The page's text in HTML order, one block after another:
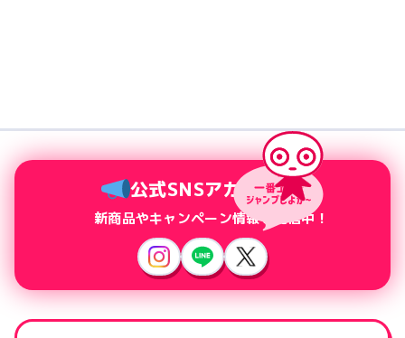
公式SNSアカウント
新商品やキャンペーン情報を配信中！